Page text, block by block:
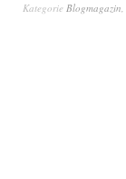
Kategorie Blogmagazin,